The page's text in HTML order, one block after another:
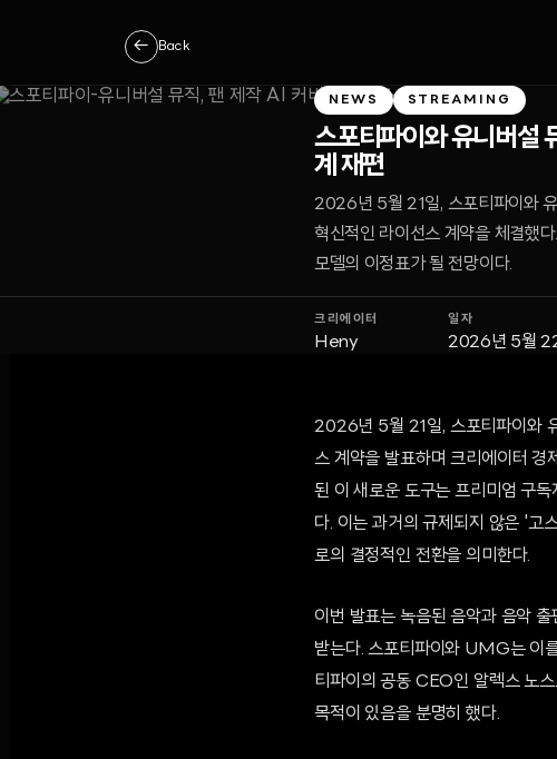
← Back
NEWS STREAMING
스포티파이와 유니버설
계 재편
2026년 5월 21일, 스포티파이와
혁신적인 라이선스 계약을 체결했
모델의 이정표가 될 전망이다.
크리에이터
Heny
일자
2026년 5월
2026년 5월 21일, 스포티파이와
스 계약을 발표하며 크리에이터
된 이 새로운 도구는 프리미엄 구
다. 이는 과거의 규제되지 않은 '고
로의 결정적인 전환을 의미한다.
이번 발표는 녹음된 음악과 음악
받는다. 스포티파이와 UMG는 이
티파이의 공동 CEO인 알렉스 노
목적이 있음을 분명히 했다.